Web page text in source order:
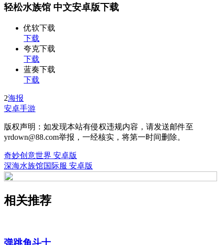
轻松水族馆 中文安卓版下载
优软下载
下载
夸克下载
下载
蓝奏下载
下载
2海报
安卓手游
版权声明：如发现本站有侵权违规内容，请发送邮件至
yrdown@88.com举报，一经核实，将第一时间删除。
奇妙创意世界 安卓版
深海水族馆国际服 安卓版
相关推荐
弹跳角斗士